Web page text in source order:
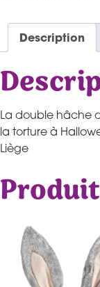
Description
La double hâche
la torture à
Liège